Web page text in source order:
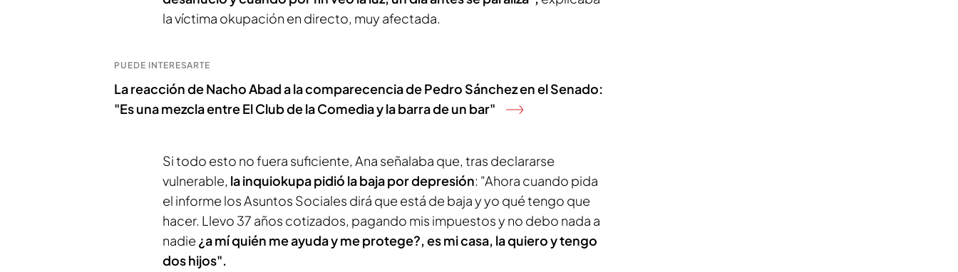
la víctima okupación en directo, muy afectada.
PUEDE INTERESARTE
La reacción de Nacho Abad a la comparecencia de Pedro Sánchez en el Senado:
"Es una mezcla entre El Club de la Comedia y la barra de un bar"
Si todo esto no fuera suficiente, Ana señalaba que, tras declararse
vulnerable, la inquiokupa pidió la baja por depresión: "Ahora cuando pida
el informe los Asuntos Sociales dirá que está de baja y yo qué tengo que
hacer. Llevo 37 años cotizados, pagando mis impuestos y no debo nada a
nadie ¿a mí quién me ayuda y me protege?, es mi casa, la quiero y tengo
dos hijos".